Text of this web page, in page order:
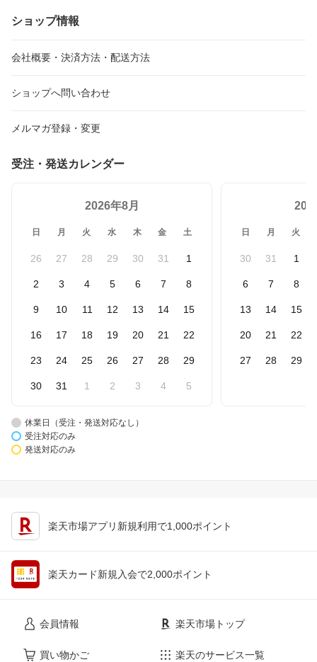
ショップ情報
会社概要・決済方法・配送方法
ショップへ問い合わせ
メルマガ登録・変更
受注・発送カレンダー
2026年8月
日 月 火 水 木 金 土
26 27 28 29 30 31 1
2 3 4 5 6 7 8
9 10 11 12 13 14 15
16 17 18 19 20 21 22
23 24 25 26 27 28 29
30 31 1 2 3 4 5
日 月 火
30 31 1
6 7 8
13 14 15
20 21 22
27 28 29
休業日（受注・発送対応なし）
受注対応のみ
発送対応のみ
楽天市場アプリ新規利用で1,000ポイント
楽天カード新規入会で2,000ポイント
会員情報
買い物かご
楽天市場トップ
楽天のサービス一覧